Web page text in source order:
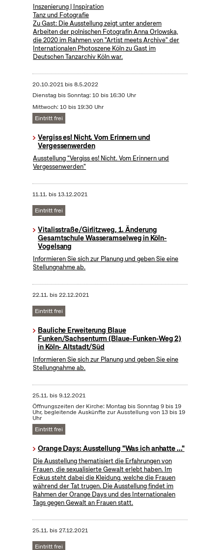
Inszenierung | Inspiration
Tanz und Fotografie
Zu Gast: Die Ausstellung zeigt unter anderem
Arbeiten der polnischen Fotografin Anna Orlowska,
die 2020 im Rahmen von "Artist meets Archive" der
Internationalen Photoszene Köln zu Gast im
Deutschen Tanzarchiv Köln war.
20.10.2021bis8.5.2022
Dienstag bis Sonntag: 10 bis 16:30 Uhr
Mittwoch: 10 bis 19:30 Uhr
Eintritt frei
Vergiss es! Nicht. Vom Erinnern und
Vergessenwerden
Ausstellung "Vergiss es! Nicht. Vom Erinnern und
Vergessenwerden"
11.11. bis13.12.2021
Eintritt frei
Vitalisstraße/Girlitzweg, 1. Änderung
Gesamtschule Wasseramselweg in Köln-
Vogelsang
Informieren Sie sich zur Planung und geben Sie eine
Stellungnahme ab.
22.11. bis22.12.2021
Eintritt frei
Bauliche Erweiterung Blaue
Funken/Sachsenturm (Blaue-Funken-Weg 2)
in Köln- Altstadt/Süd
Informieren Sie sich zur Planung und geben Sie eine
Stellungnahme ab.
25.11. bis9.12.2021
Öffnungszeiten der Kirche: Montag bis Sonntag 9 bis 19
Uhr, begleitende Auskünfte zur Ausstellung von 13 bis 19
Uhr
Eintritt frei
Orange Days: Ausstellung "Was ich anhatte ..."
Die Ausstellung thematisiert die Erfahrungen von
Frauen, die sexualisierte Gewalt erlebt haben. Im
Fokus steht dabei die Kleidung, welche die Frauen
während der Tat trugen. Die Ausstellung findet im
Rahmen der Orange Days und des Internationalen
Tags gegen Gewalt an Frauen statt.
25.11. bis27.12.2021
Eintritt frei